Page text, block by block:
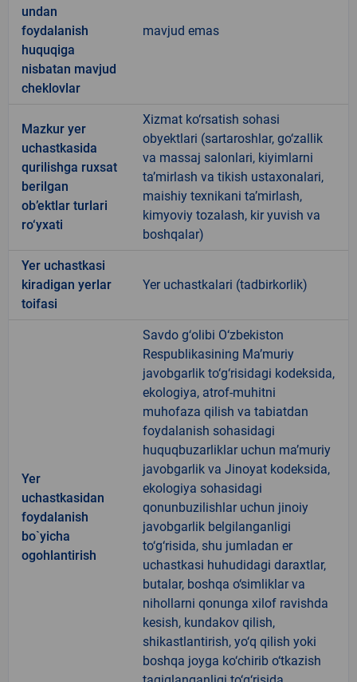
undan
foydalanish
huquqiga
nisbatan mavjud
cheklovlar
mavjud emas
Mazkur yer
uchastkasida
qurilishga ruxsat
berilgan
ob’ektlar turlari
ro‘yxati
Xizmat ko‘rsatish sohasi
obyektlari (sartaroshlar, go‘zallik
va massaj salonlari, kiyimlarni
ta’mirlash va tikish ustaxonalari,
maishiy texnikani ta’mirlash,
kimyoviy tozalash, kir yuvish va
boshqalar)
Yer uchastkasi
kiradigan yerlar
toifasi
Yer uchastkalari (tadbirkorlik)
Yer
uchastkasidan
foydalanish
bo`yicha
ogohlantirish
Savdo g‘olibi O‘zbekiston
Respublikasining Ma’muriy
javobgarlik to‘g‘risidagi kodeksida,
ekologiya, atrof-muhitni
muhofaza qilish va tabiatdan
foydalanish sohasidagi
huquqbuzarliklar uchun ma’muriy
javobgarlik va Jinoyat kodeksida,
ekologiya sohasidagi
qonunbuzilishlar uchun jinoiy
javobgarlik belgilanganligi
to‘g‘risida, shu jumladan er
uchastkasi huhudidagi daraxtlar,
butalar, boshqa o‘simliklar va
nihollarni qonunga xilof ravishda
kesish, kundakov qilish,
shikastlantirish, yo‘q qilish yoki
boshqa joyga ko‘chirib o‘tkazish